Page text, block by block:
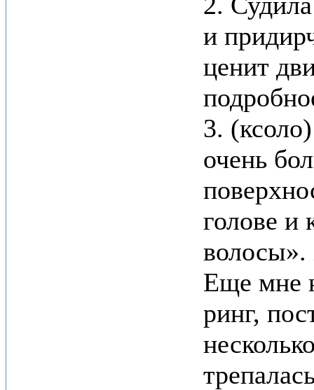
и
ценит
3.
очень
голове и
волосы».
Еще мне
ринг,